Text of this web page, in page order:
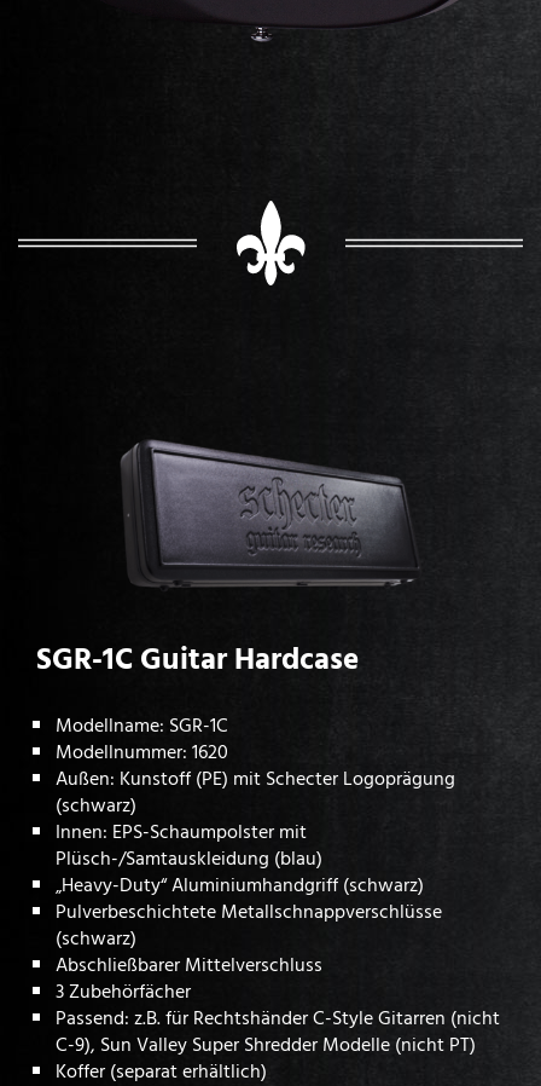
SGR-1C Guitar Hardcase
Modellname: SGR-1C
Modellnummer: 1620
Außen: Kunstoff (PE) mit Schecter Logoprägung
(schwarz)
Innen: EPS-Schaumpolster mit
Plüsch-/Samtauskleidung (blau)
„Heavy-Duty“ Aluminiumhandgriff (schwarz)
Pulverbeschichtete Metallschnappverschlüsse
(schwarz)
Abschließbarer Mittelverschluss
3 Zubehörfächer
Passend: z.B. für Rechtshänder C-Style Gitarren (nicht
C-9), Sun Valley Super Shredder Modelle (nicht PT)
Koffer (separat erhältlich)